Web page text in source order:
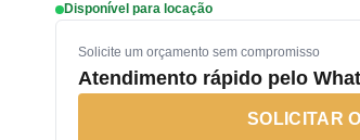
Disponível para locação
Solicite um orçamento sem compromisso
Atendimento rápido pelo
SOLICITAR